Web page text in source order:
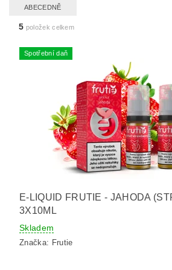
ABECEDNĚ
5 položek celkem
Spotřební daň
E-LIQUID FRUTIE - JAHODA
3X10ML
Skladem
Značka: Frutie